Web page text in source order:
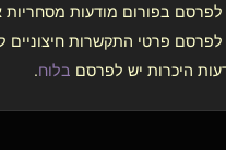
לפרסם בפורום מודעות מסחריות
לפרסם פרטי התקשרות חיצוניים
היכרות יש לפרסם בלוח.